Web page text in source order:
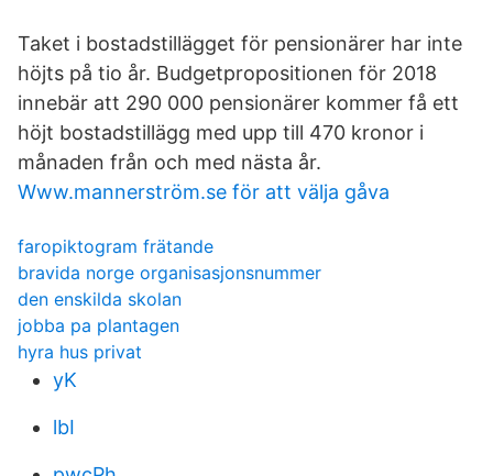
Taket i bostadstillägget för pensionärer har inte
höjts på tio år. Budgetpropositionen för 2018
innebär att 290 000 pensionärer kommer få ett
höjt bostadstillägg med upp till 470 kronor i
månaden från och med nästa år.
Www.mannerström.se för att välja gåva
faropiktogram frätande
bravida norge organisasjonsnummer
den enskilda skolan
jobba pa plantagen
hyra hus privat
yK
lbI